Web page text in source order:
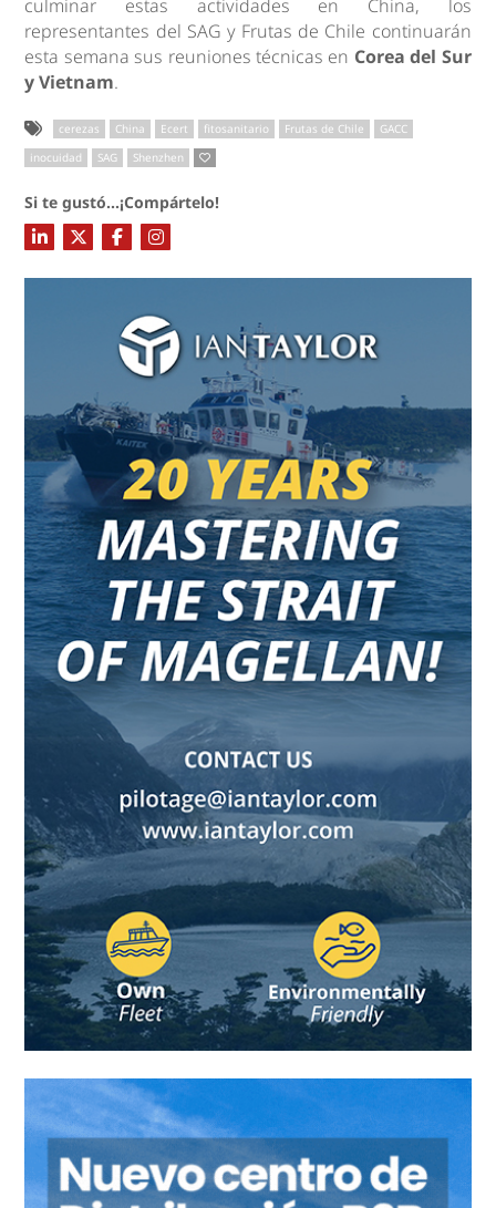
culminar estas actividades en China, los
representantes del SAG y Frutas de Chile continuarán
esta semana sus reuniones técnicas en Corea del Sur
y Vietnam.
cerezas China Ecert fitosanitario Frutas de Chile
GACC
inocuidad
SAG Shenzhen
Si te gustó...¡Compártelo!